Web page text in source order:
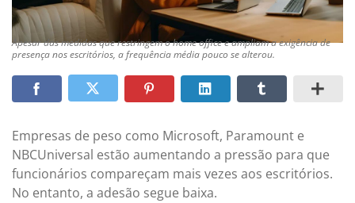
Apesar das medidas que restringem o home office e ampliam a exigência de
presença nos escritórios, a frequência média pouco se alterou.
Empresas de peso como Microsoft, Paramount e
NBCUniversal estão aumentando a pressão para que
funcionários compareçam mais vezes aos escritórios.
No entanto, a adesão segue baixa.